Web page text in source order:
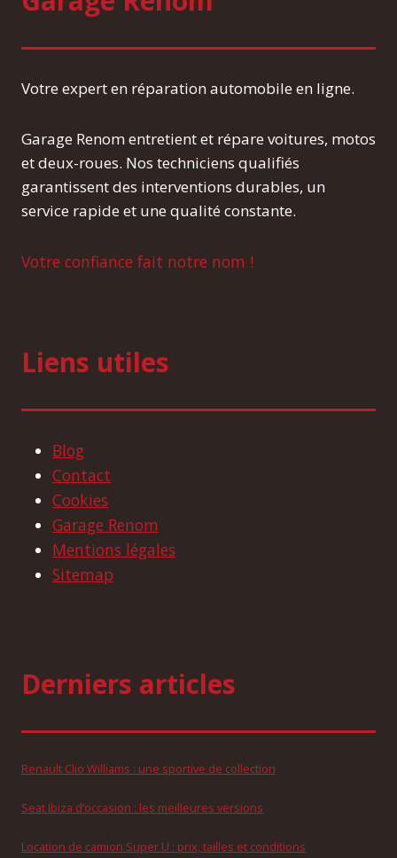
Votre expert en réparation automobile en ligne.
Garage Renom entretient et répare voitures, motos
et deux-roues. Nos techniciens qualifiés
garantissent des interventions durables, un
service rapide et une qualité constante.
Votre confiance fait notre nom !
Liens utiles
Blog
Contact
Cookies
Garage Renom
Mentions légales
Sitemap
Derniers articles
Renault Clio Williams : une sportive de collection
Seat Ibiza d’occasion : les meilleures versions
Location de camion Super U : prix, tailles et conditions